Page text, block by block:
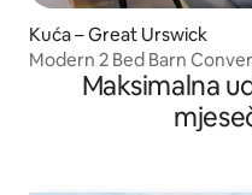
Kuća – Great Urswick
Modern 2 Bed Barn
Maksimalna